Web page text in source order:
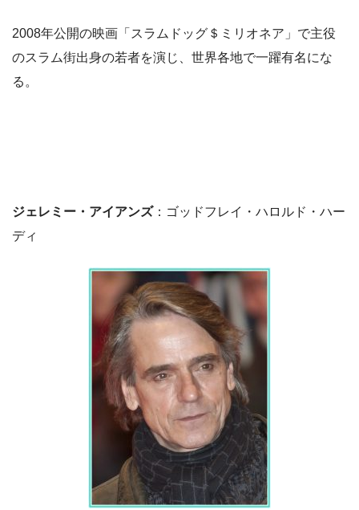
2008年公開の映画「スラムドッグ＄ミリオネア」で主役
のスラム街出身の若者を演じ、世界各地で一躍有名にな
る。
ジェレミー・アイアンズ：ゴッドフレイ・ハロルド・ハー
ディ